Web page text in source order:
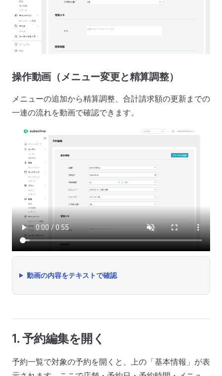
操作動画（メニュー変更と精算調整）
メニューの追加から精算調整、合計請求額の更新までの
一連の流れを動画で確認できます。
動画の内容をテキストで確認
1. 予約編集を開く
予約一覧で対象の予約を開くと、上の「基本情報」が表